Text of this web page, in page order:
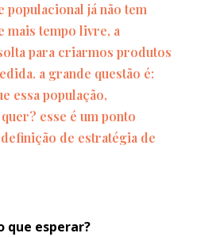
populacional já não tem
mais tempo livre, a
para criarmos produtos
a grande questão é:
essa população,
esse é um ponto
de estratégia de
que esperar?